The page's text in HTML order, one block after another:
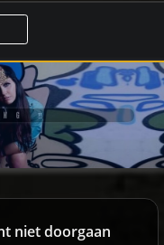
‼️
niet doorgaan